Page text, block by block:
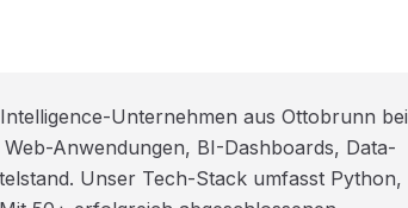
Unternehmen aus Ottobrunn bei
Anwendungen, BI-Dashboards, Data-
Unser Tech-Stack umfasst Python,